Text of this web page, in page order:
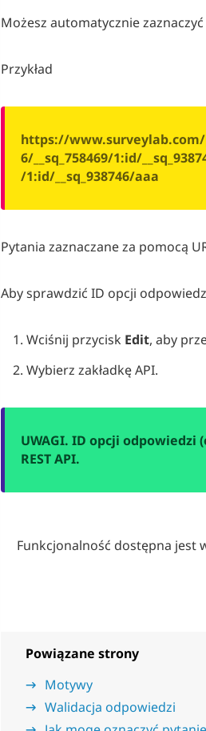
Możesz automatycznie
Przykład
https://www.surveylab.com/
6/__sq_758469/1:id/
/1:id/__sq_938746/aaa
Pytania zaznaczane za pomocą
Aby sprawdzić ID opcji
Wciśnij przycisk Edit, aby
Wybierz zakładkę API.
UWAGI. ID opcji odpowiedzi
REST API.
Funkcjonalność dostępna jest
Powiązane strony
Motywy
Walidacja odpowiedzi